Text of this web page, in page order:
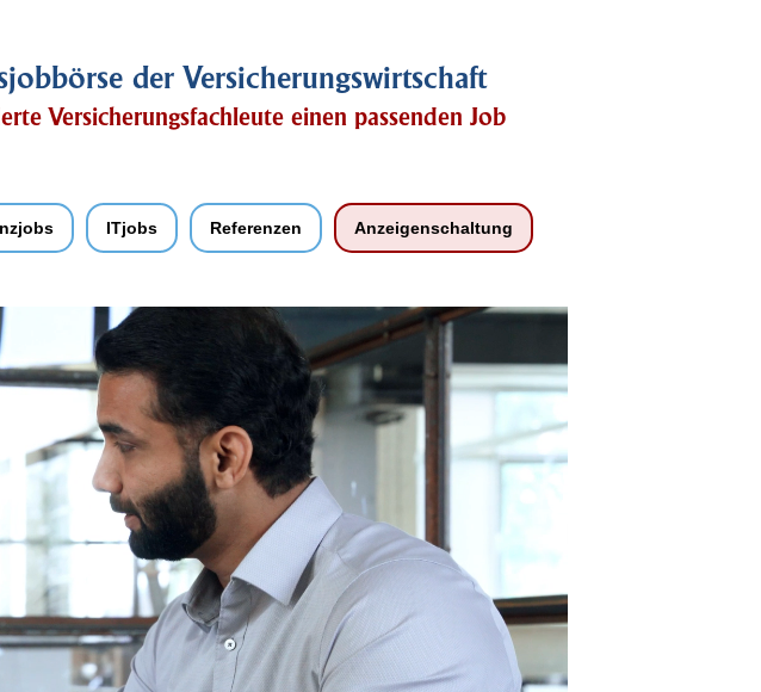
der Versicherungswirtschaft
Versicherungsfachleute einen passenden Job
ITjobs Referenzen Anzeigenschaltung